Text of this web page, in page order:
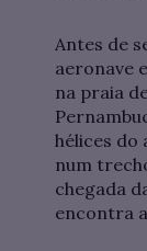
Antes de
aeronave
na praia
hélices do
num
chegada
encontra